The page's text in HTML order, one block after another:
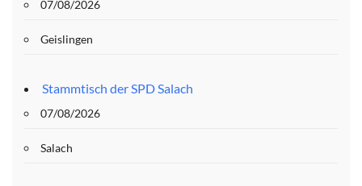
07/08/2026
Geislingen
Stammtisch der SPD Salach
07/08/2026
Salach